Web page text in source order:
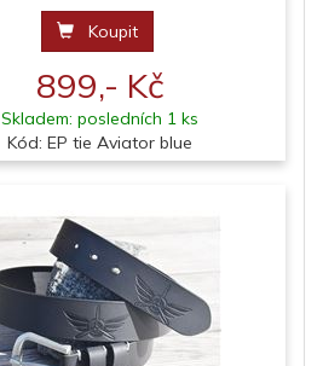
Koupit
899,- Kč
Skladem: posledních 1 ks
Kód: EP tie Aviator blue